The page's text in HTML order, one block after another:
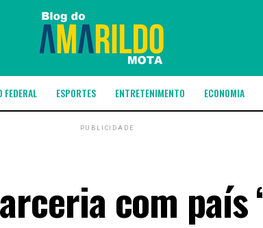
ESPORTES ENTRETENIMENTO ECONOMIA
PUBLICIDADE
com país